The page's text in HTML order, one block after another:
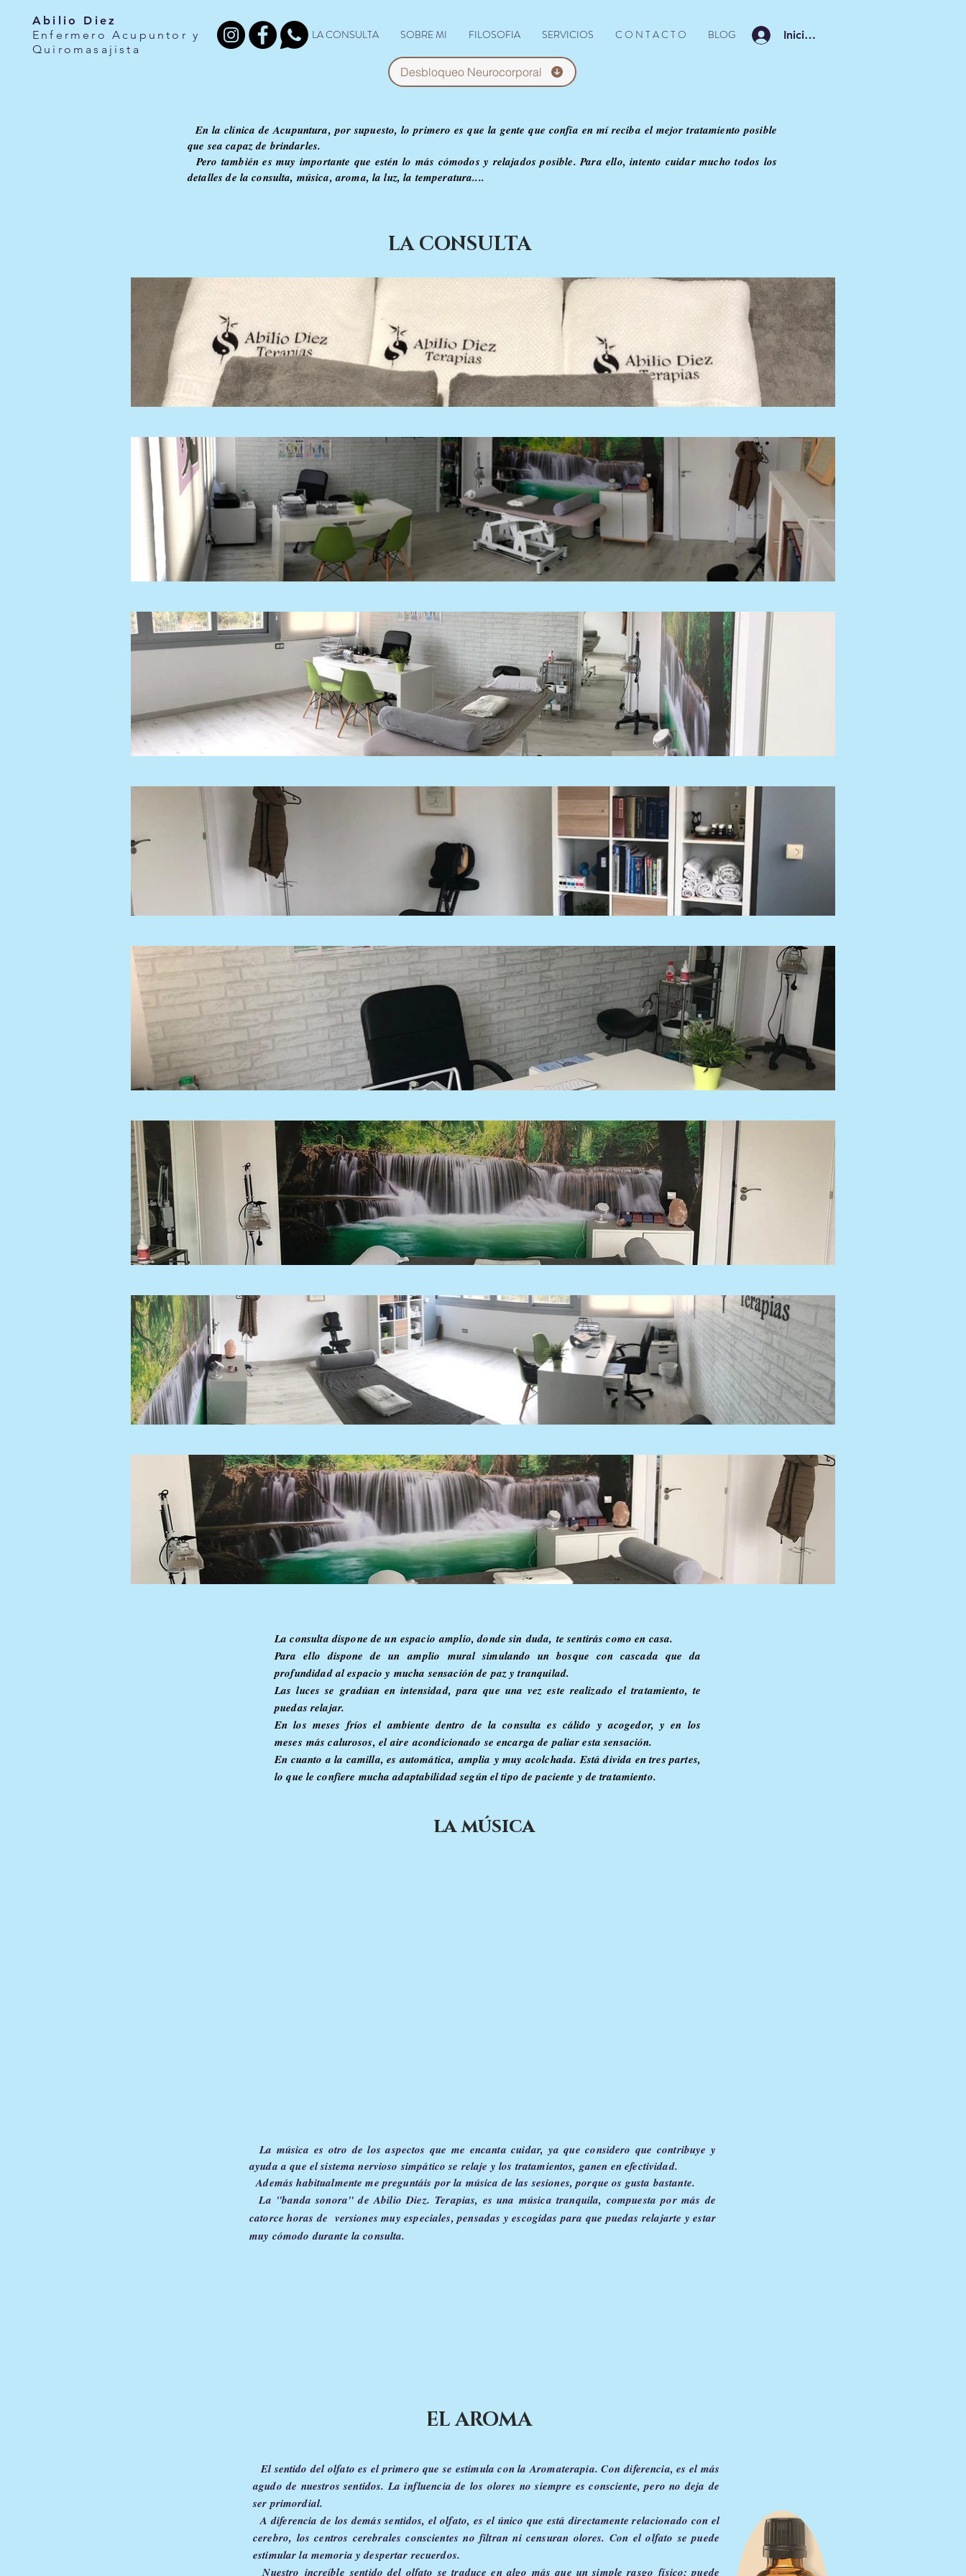
Abilio Diez
Enfermero Acupuntor y
Quiromasajista
LA CONSULTA SOBRE MI FILOSOFIA SERVICIOS C O N T A C T O BLOG Iniciar sesión
Desbloqueo Neurocorporal
En la clínica de Acupuntura, por supuesto, lo primero es que la gente que confía en mí reciba el mejor tratamiento posible
que sea capaz de brindarles.
Pero también es muy importante que estén lo más cómodos y relajados posible. Para ello, intento cuidar mucho todos los
detalles de la consulta, música, aroma, la luz, la temperatura....
LA CONSULTA
La consulta dispone de un espacio amplio, donde sin duda, te sentirás como en casa.
Para ello dispone de unamplio mural simulando un bosque con cascada que da
profundidad al espacio y mucha sensación de paz y tranquilad.
Las luces segradúan en intensidad, para que una vez este realizado el tratamiento, te
puedas relajar.
En los meses fríos el ambiente dentro de la consulta es cálido y acogedor, y en los
meses más calurosos, elaire acondicionado se encarga de paliar esta sensación.
En cuanto a la camilla, es automática,amplia y muy acolchada. Está divida en tres partes,
lo que le confiere mucha adaptabilidad según el tipo de paciente y de tratamiento.
la música
La música es otro de los aspectos que me encanta cuidar, ya que considero que contribuye y
ayuda a que el sistema nervioso simpático se relaje y los tratamientos, ganen en efectividad.
Además habitualmente me preguntáis por la música de las sesiones, porque os gusta bastante.
La "banda sonora" de Abilio Diez. Terapias, es una música tranquila, compuesta por más de
catorce horas de versiones muy especiales, pensadas y escogidas para que puedas relajarte y estar
muy cómodo durante la consulta.
EL AROMA
El sentido del olfato es el primero que se estimula con la Aromaterapia. Condiferencia, es el más
agudo de nuestros sentidos. La influencia de los olores no siempre es consciente, pero no deja de
ser primordial.
A diferencia de los demás sentidos, el olfato, es el único que está directamente relacionado con el
cerebro, los centros cerebrales conscientes no filtran ni censuran olores. Con el olfato se puede
estimular la memoria y despertar recuerdos.
Nuestro increíble sentido del olfato se traduce en algo más que un simple rasgofísico: puede